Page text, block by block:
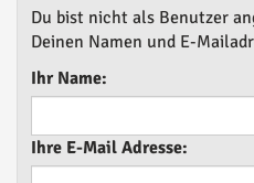
Du bist nicht als Benutzer
Deinen Namen und E-
Ihr Name:
Ihre E-Mail Adresse: